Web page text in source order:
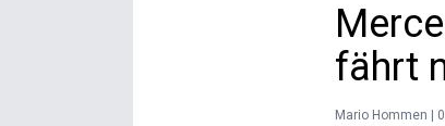
fährt
Mario Hommen |